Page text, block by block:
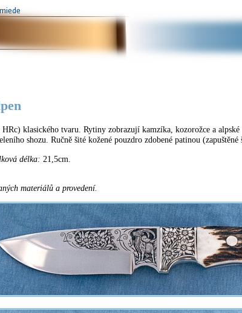
klasického tvaru. Rytiny zobrazují kamzíka, kozorožce a
shozu. Ručně šité kožené pouzdro zdobené patinou (zapuštěné
délka: 21,5cm.
materiálů a provedení.